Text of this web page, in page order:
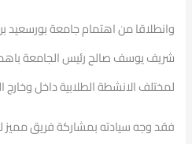
وانطلاقا من اهتمام جامعة بورسعيد
شريف يوسف صالح رئيس الجامعة
لمختلف الانشطة الطلابية داخل وخارج
فقد وجه سيادته بمشاركة فريق